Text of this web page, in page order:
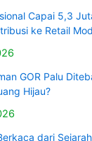
Capai 5,3
ke Retail
GOR Palu
Hijau?
dari